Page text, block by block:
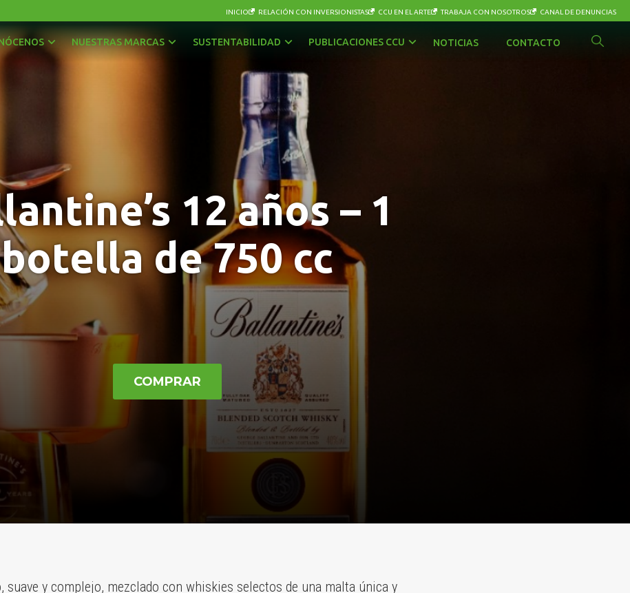
INICIO RELACIÓN CON INVERSIONISTAS CCU EN EL ARTE TRABAJA CON NOSOTROS CANAL DE DENUNCIAS
NUESTRAS MARCAS
ENERGÉTICAS Y DEPORTIVAS
JUGOS, NÉCTARES Y BEBIDAS EN POLVO
VINOS Y ESPUMANTES
SUSTENTABILIDAD PUBLICACIONES CCU NOTICIAS CONTACTO
12 años – 1
botella de 750 cc
COMPRAR
suave y complejo, mezclado con whiskies selectos de una malta única y